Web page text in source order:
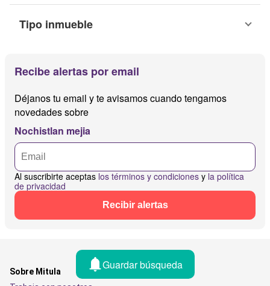
Tipo inmueble
Recibe alertas por email
Déjanos tu email y te avisamos cuando tengamos
novedades sobre
Nochistlan mejia
Al suscribirte aceptas los términos y condiciones y la política
de privacidad
Recibir alertas
Guardar búsqueda
Sobre Mitula